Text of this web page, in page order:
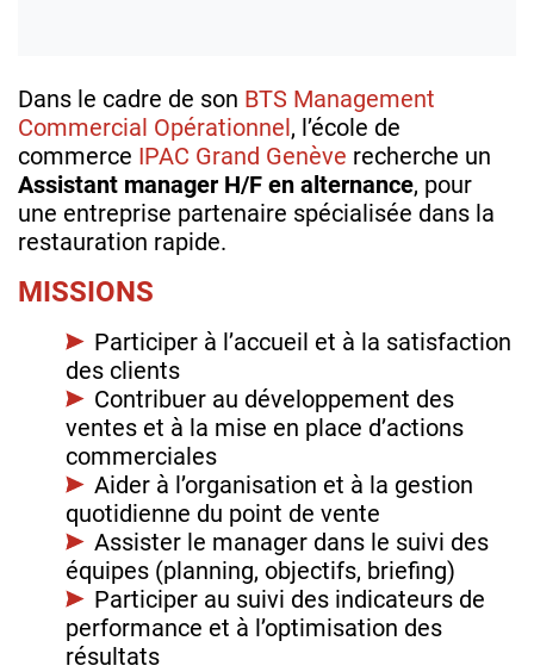
Dans le cadre de son BTS Management
Commercial Opérationnel, l’école de
commerce IPAC Grand Genève recherche un
Assistant manager H/F en alternance, pour
une entreprise partenaire spécialisée dans la
restauration rapide.
MISSIONS
Participer à l’accueil et à la satisfaction
des clients
Contribuer au développement des
ventes et à la mise en place d’actions
commerciales
Aider à l’organisation et à la gestion
quotidienne du point de vente
Assister le manager dans le suivi des
équipes (planning, objectifs, briefing)
Participer au suivi des indicateurs de
performance et à l’optimisation des
résultats